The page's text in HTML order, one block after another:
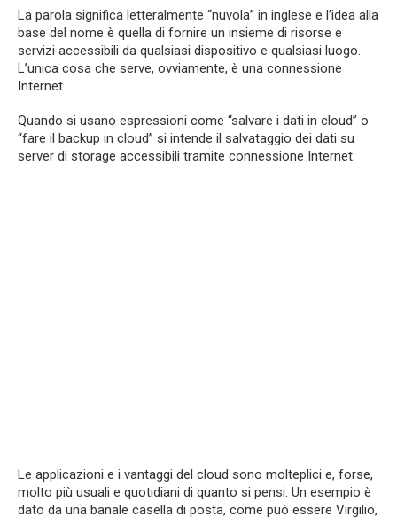
La parola significa letteralmente “nuvola” in inglese e l’idea alla
base del nome è quella di fornire un insieme di risorse e
servizi accessibili da qualsiasi dispositivo e qualsiasi luogo.
L’unica cosa che serve, ovviamente, è una connessione
Internet.
Quando si usano espressioni come “salvare i dati in cloud” o
“fare il backup in cloud” si intende il salvataggio dei dati su
server di storage accessibili tramite connessione Internet.
Le applicazioni e i vantaggi del cloud sono molteplici e, forse,
molto più usuali e quotidiani di quanto si pensi. Un esempio è
dato da una banale casella di posta, come può essere Virgilio,